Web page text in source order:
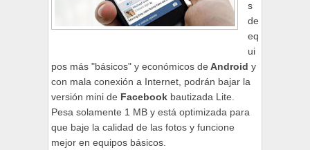
s
de
eq
ui
pos más "básicos" y económicos de Android y
con mala conexión a Internet, podrán bajar la
versión mini de Facebook bautizada Lite.
Pesa solamente 1 MB y está optimizada para
que baje la calidad de las fotos y funcione
mejor en equipos básicos.